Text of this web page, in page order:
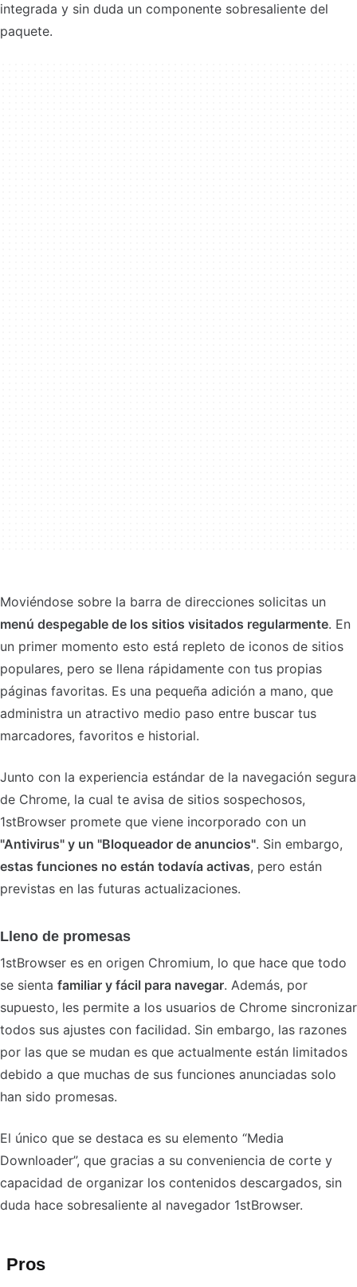
integrada y sin duda un componente sobresaliente del
paquete.
Moviéndose sobre la barra de direcciones solicitas un
menú despegable de los sitios visitados regularmente. En
un primer momento esto está repleto de iconos de sitios
populares, pero se llena rápidamente con tus propias
páginas favoritas. Es una pequeña adición a mano, que
administra un atractivo medio paso entre buscar tus
marcadores, favoritos e historial.
Junto con la experiencia estándar de la navegación segura
de Chrome, la cual te avisa de sitios sospechosos,
1stBrowser promete que viene incorporado con un
"Antivirus" y un "Bloqueador de anuncios". Sin embargo,
estas funciones no están todavía activas, pero están
previstas en las futuras actualizaciones.
Lleno de promesas
1stBrowser es en origen Chromium, lo que hace que todo
se sienta familiar y fácil para navegar. Además, por
supuesto, les permite a los usuarios de Chrome sincronizar
todos sus ajustes con facilidad. Sin embargo, las razones
por las que se mudan es que actualmente están limitados
debido a que muchas de sus funciones anunciadas solo
han sido promesas.
El único que se destaca es su elemento “Media
Downloader”, que gracias a su conveniencia de corte y
capacidad de organizar los contenidos descargados, sin
duda hace sobresaliente al navegador 1stBrowser.
Pros